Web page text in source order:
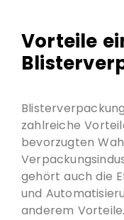
Vorteile
zahlreiche
bevorzugten
gehört auch die
und
anderem Vorteile.